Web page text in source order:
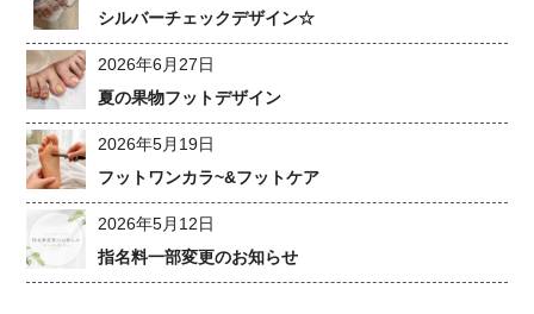
シルバーチェックデザイン☆
2026年6月27日
夏の果物フットデザイン
2026年5月19日
フットワンカラ~&フットケア
2026年5月12日
指名料一部変更のお知らせ